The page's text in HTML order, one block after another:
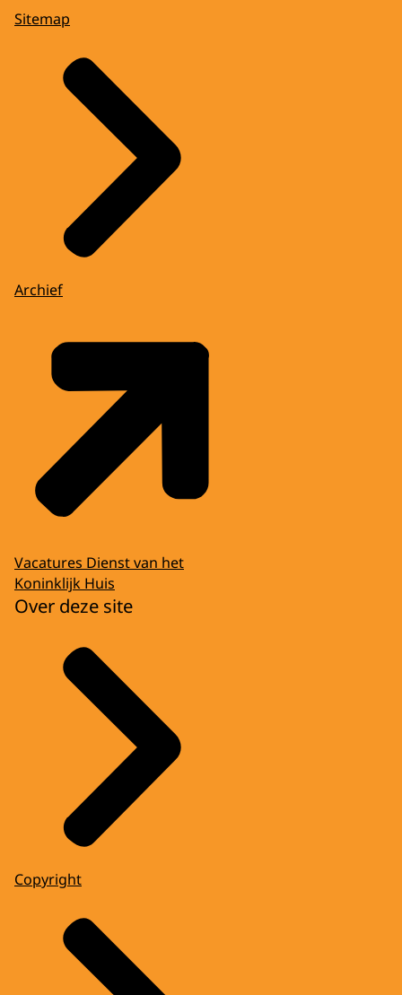
Sitemap
Archief
Vacatures Dienst van het
Koninklijk Huis
Over deze site
Copyright